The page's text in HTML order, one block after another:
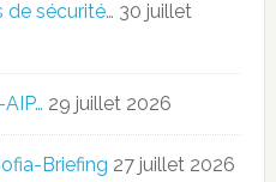
de sécurité… 30 juillet
29 juillet 2026
Briefing 27 juillet 2026